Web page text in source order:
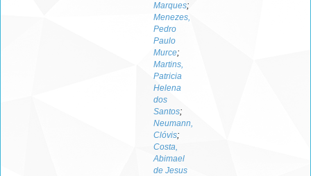
Marques;
Menezes,
Pedro
Paulo
Murce;
Martins,
Patricia
Helena
dos
Santos;
Neumann,
Clóvis;
Costa,
Abimael
de Jesus